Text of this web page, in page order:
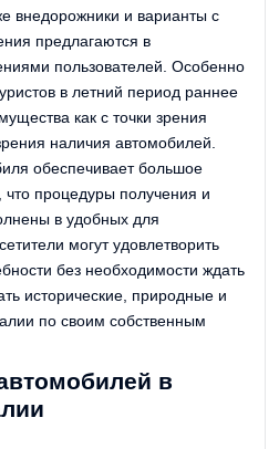
внедорожники и варианты с
предлагаются в
пользователей. Особенно
в летний период раннее
как с точки зрения
наличия автомобилей.
обеспечивает большое
что процедуры получения и
в удобных для
могут удовлетворить
без необходимости ждать
исторические, природные и
по своим собственным
в